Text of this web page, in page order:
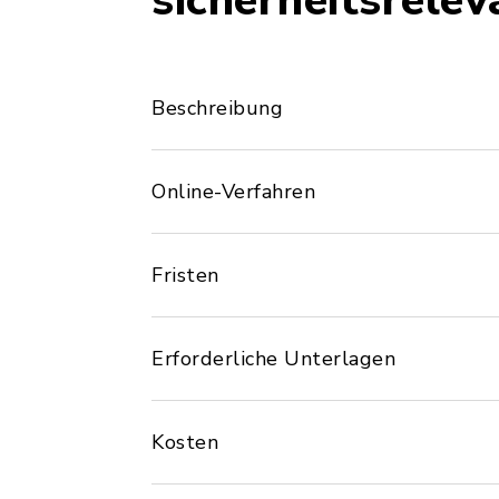
Beschreibung
Online-Verfahren
Fristen
Erforderliche Unterlagen
Kosten